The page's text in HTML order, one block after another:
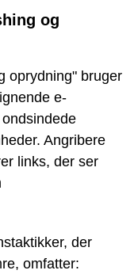
og
oprydning" bruger
e-
Angribere
links, der ser
der
omfatter: